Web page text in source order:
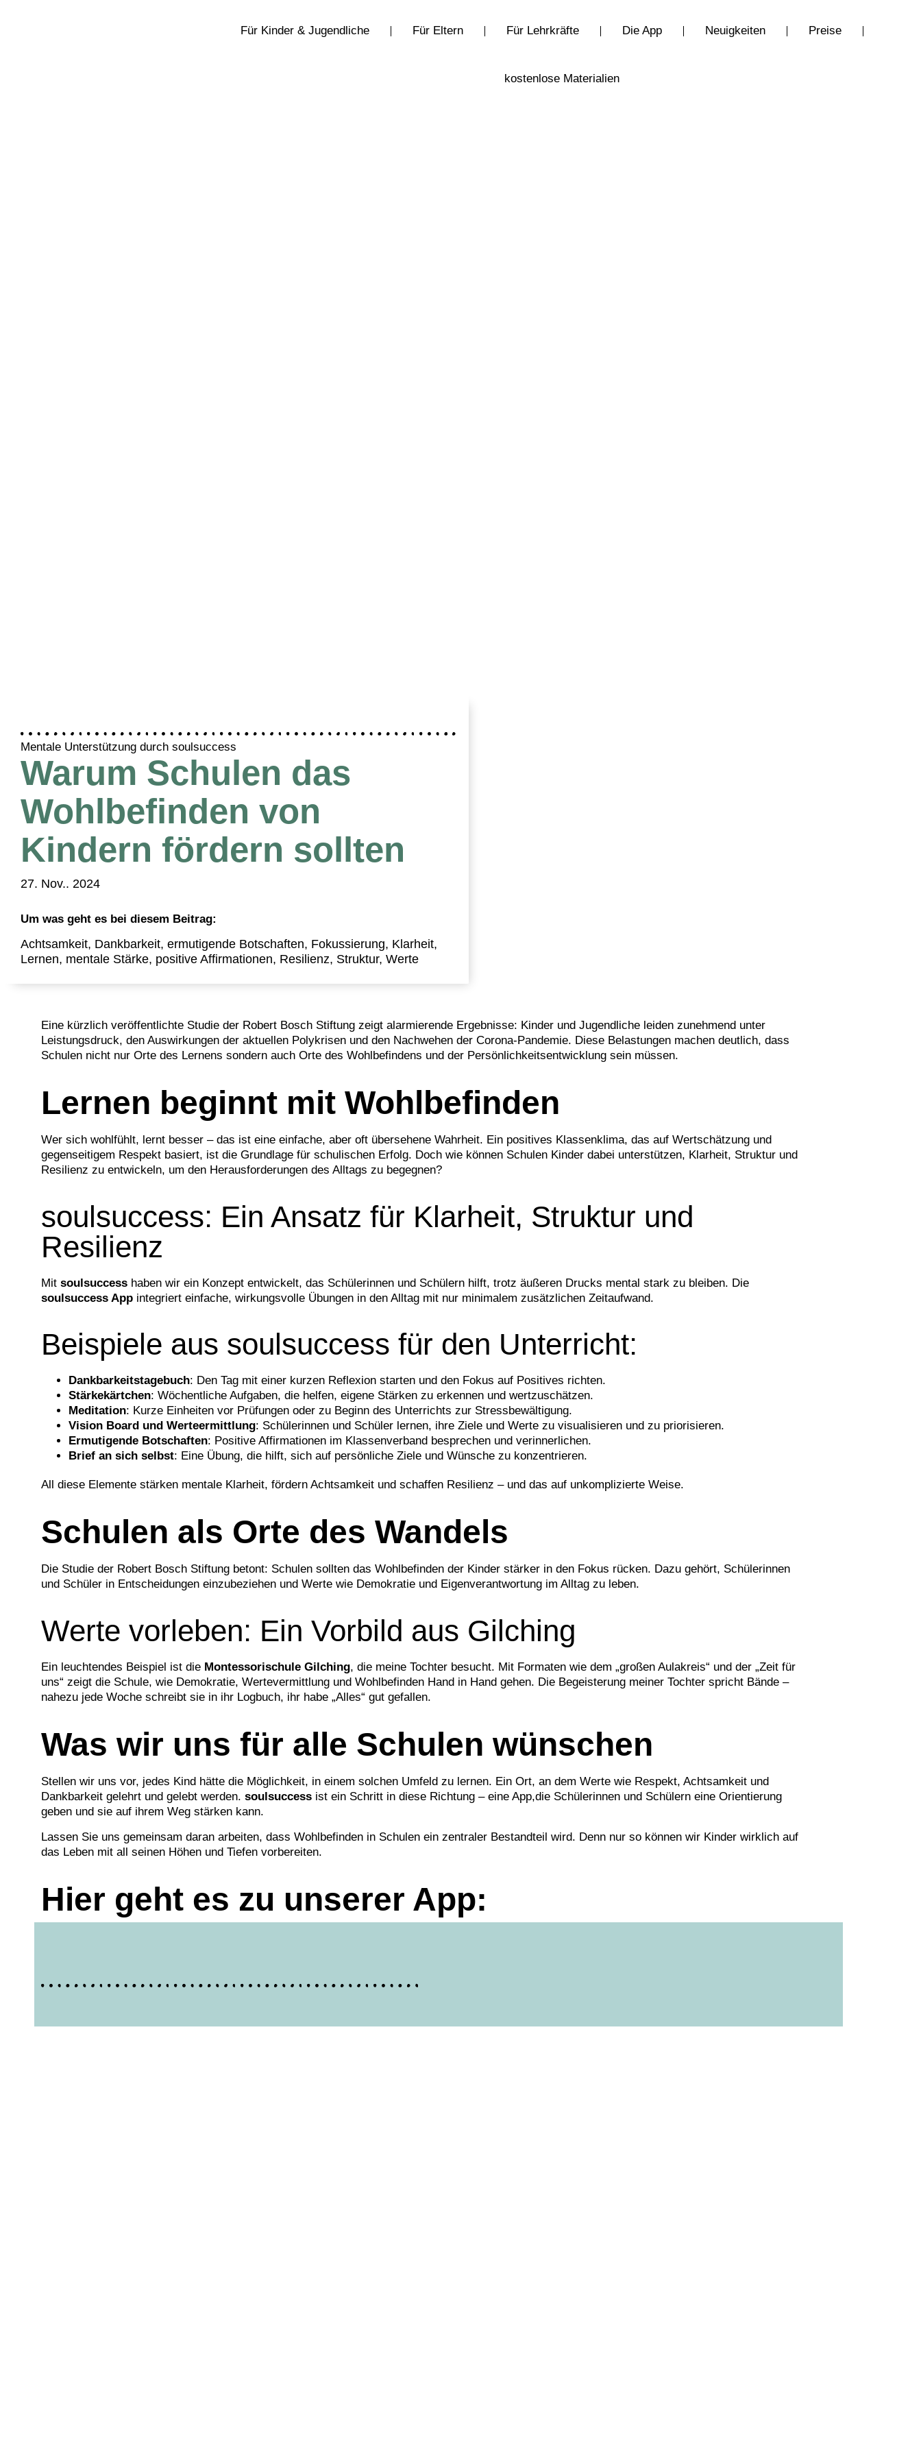
Für Kinder & Jugendliche Für Eltern Für Lehrkräfte Die App Neuigkeiten Preise
kostenlose Materialien
Mentale Unterstützung durch soulsuccess
Warum Schulen das
Wohlbefinden von
Kindern fördern sollten
27. Nov.. 2024
Um was geht es bei diesem Beitrag:
Achtsamkeit, Dankbarkeit, ermutigende Botschaften, Fokussierung, Klarheit,
Lernen, mentale Stärke, positive Affirmationen, Resilienz, Struktur, Werte
Eine kürzlich veröffentlichte Studie der Robert Bosch Stiftung zeigt alarmierende Ergebnisse: Kinder und Jugendliche leiden zunehmend unter
Leistungsdruck, den Auswirkungen der aktuellen Polykrisen und den Nachwehen der Corona-Pandemie. Diese Belastungen machen deutlich, dass
Schulen nicht nur Orte des Lernens sondern auch Orte des Wohlbefindens und der Persönlichkeitsentwicklung sein müssen.
Lernen beginnt mit Wohlbefinden
Wer sich wohlfühlt, lernt besser – das ist eine einfache, aber oft übersehene Wahrheit. Ein positives Klassenklima, das auf Wertschätzung und
gegenseitigem Respekt basiert, ist die Grundlage für schulischen Erfolg. Doch wie können Schulen Kinder dabei unterstützen, Klarheit, Struktur und
Resilienz zu entwickeln, um den Herausforderungen des Alltags zu begegnen?
soulsuccess: Ein Ansatz für Klarheit, Struktur und
Resilienz
Mit soulsuccess haben wir ein Konzept entwickelt, das Schülerinnen und Schülern hilft, trotz äußeren Drucks mental stark zu bleiben. Die
soulsuccess App integriert einfache, wirkungsvolle Übungen in den Alltag mit nur minimalem zusätzlichen Zeitaufwand.
Beispiele aus soulsuccess für den Unterricht:
Dankbarkeitstagebuch: Den Tag mit einer kurzen Reflexion starten und den Fokus auf Positives richten.
Stärkekärtchen: Wöchentliche Aufgaben, die helfen, eigene Stärken zu erkennen und wertzuschätzen.
Meditation: Kurze Einheiten vor Prüfungen oder zu Beginn des Unterrichts zur Stressbewältigung.
Vision Board und Werteermittlung: Schülerinnen und Schüler lernen, ihre Ziele und Werte zu visualisieren und zu priorisieren.
Ermutigende Botschaften: Positive Affirmationen im Klassenverband besprechen und verinnerlichen.
Brief an sich selbst: Eine Übung, die hilft, sich auf persönliche Ziele und Wünsche zu konzentrieren.
All diese Elemente stärken mentale Klarheit, fördern Achtsamkeit und schaffen Resilienz – und das auf unkomplizierte Weise.
Schulen als Orte des Wandels
Die Studie der Robert Bosch Stiftung betont: Schulen sollten das Wohlbefinden der Kinder stärker in den Fokus rücken. Dazu gehört, Schülerinnen
und Schüler in Entscheidungen einzubeziehen und Werte wie Demokratie und Eigenverantwortung im Alltag zu leben.
Werte vorleben: Ein Vorbild aus Gilching
Ein leuchtendes Beispiel ist die Montessorischule Gilching, die meine Tochter besucht. Mit Formaten wie dem „großen Aulakreis“ und der „Zeit für
uns“ zeigt die Schule, wie Demokratie, Wertevermittlung und Wohlbefinden Hand in Hand gehen. Die Begeisterung meiner Tochter spricht Bände –
nahezu jede Woche schreibt sie in ihr Logbuch, ihr habe „Alles“ gut gefallen.
Was wir uns für alle Schulen wünschen
Stellen wir uns vor, jedes Kind hätte die Möglichkeit, in einem solchen Umfeld zu lernen. Ein Ort, an dem Werte wie Respekt, Achtsamkeit und
Dankbarkeit gelehrt und gelebt werden. soulsuccess ist ein Schritt in diese Richtung – eine App,die Schülerinnen und Schülern eine Orientierung
geben und sie auf ihrem Weg stärken kann.
Lassen Sie uns gemeinsam daran arbeiten, dass Wohlbefinden in Schulen ein zentraler Bestandteil wird. Denn nur so können wir Kinder wirklich auf
das Leben mit all seinen Höhen und Tiefen vorbereiten.
Hier geht es zu unserer App: